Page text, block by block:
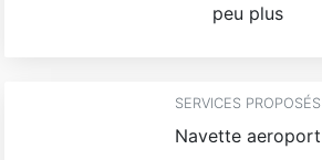
peu plus
SERVICES PROPOSÉS
Navette aeroport